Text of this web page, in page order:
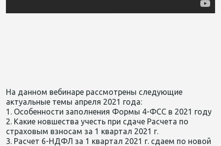
На данном вебинаре рассмотрены следующие
актуальные темы апреля 2021 года:
1. Особенности заполнения Формы 4-ФСС в 2021 году
2. Какие новшества учесть при сдаче Расчета по
страховым взносам за 1 квартал 2021 г.
3. Расчет 6-НДФЛ за 1 квартал 2021 г. сдаем по новой